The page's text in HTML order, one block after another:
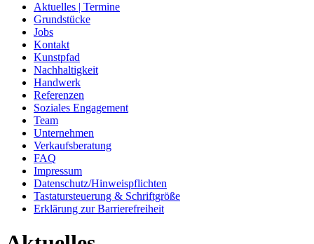
Aktuelles | Termine
Grundstücke
Jobs
Kontakt
Kunstpfad
Nachhaltigkeit
Handwerk
Referenzen
Soziales Engagement
Team
Unternehmen
Verkaufsberatung
FAQ
Impressum
Datenschutz/Hinweispflichten
Tastatursteuerung & Schriftgröße
Erklärung zur Barrierefreiheit